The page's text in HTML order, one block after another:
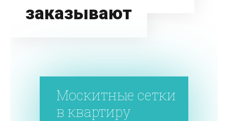
заказывают
Москитные сетки
в квартиру